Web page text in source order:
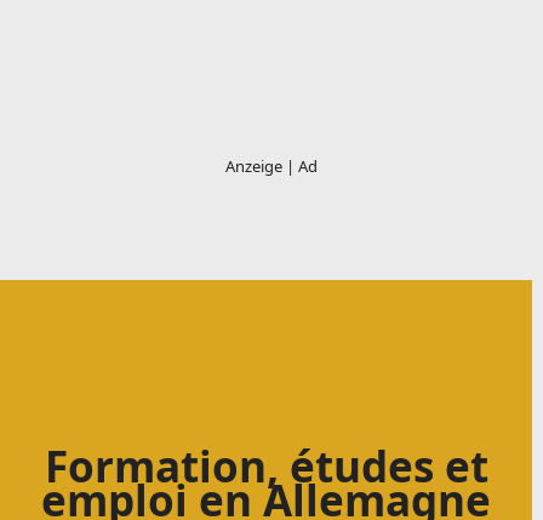
Formation, études et
emploi en Allemagne